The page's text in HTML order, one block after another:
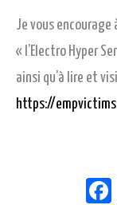
Je vous encourage
« l’Electro Hyper
ainsi qu’à lire et
https://